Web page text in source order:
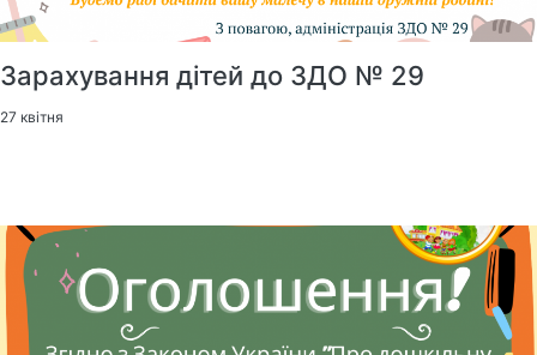
Зарахування дітей до ЗДО № 29
27 квітня